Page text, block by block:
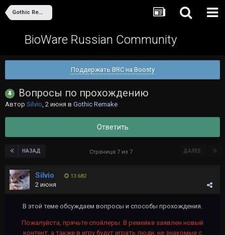
Gothic Remake
BioWare Russian Community
Поддержать BRC на Boosty
Вопросы по прохождению
Автор Silvio, 2 июня в Gothic Remake
Ответить
НАЗАД ДАЛЕЕ
Страница 7 из 7
Silvio 13 682
2 июня
В этой теме обсуждаем вопросы и способы прохождения.
Пожалуйста, прячьте спойлеры. В ремейке заявлен новый
контент, а также в игру будут играть люди, не знакомые с